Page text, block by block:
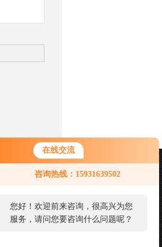
在线交流
咨询热线：15931639502
您好！欢迎前来咨询，很高兴为您
服务，请问您要咨询什么问题呢？